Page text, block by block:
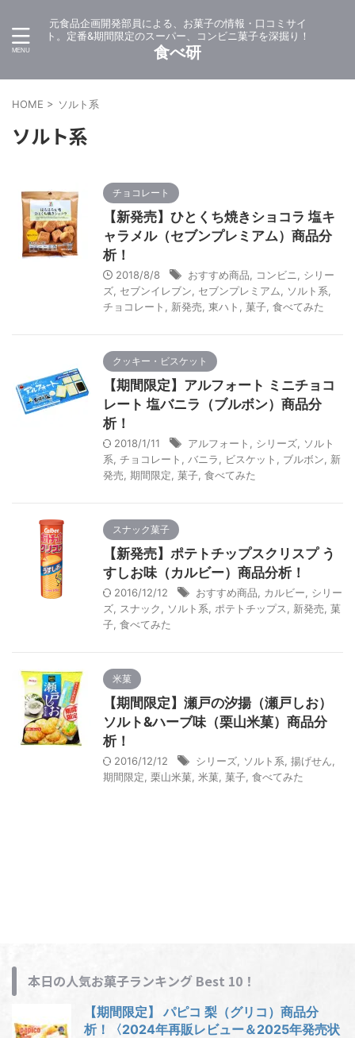
元食品企画開発部員による、お菓子の情報・口コミサイ
ト。定番&期間限定のスーパー、コンビニ菓子を深掘り！
食べ研
HOME > ソルト系
ソルト系
チョコレート
【新発売】ひとくち焼きショコラ 塩キ
ャラメル（セブンプレミアム）商品分
析！
2018/8/8 おすすめ商品 コンビニ
シリー
ズ セブンイレブン セブンプレミアム ソルト系
チョコレート
新発売 東ハト 菓子 食べてみた
クッキー・ビスケット
【期間限定】アルフォート ミニチョコ
レート 塩バニラ（ブルボン）商品分
析！
2018/1/11 アルフォート シリーズ
ソルト
系 チョコレート バニラ ビスケット ブルボン
新
発売 期間限定 菓子 食べてみた
スナック菓子
【新発売】ポテトチップスクリスプ う
すしお味（カルビー）商品分析！
2016/12/12 おすすめ商品 カルビー
シリー
ズ
スナック ソルト系 ポテトチップス 新発売 菓
子 食べてみた
米菓
【期間限定】瀬戸の汐揚（瀬戸しお）
ソルト&ハーブ味（栗山米菓）商品分
析！
2016/12/12 シリーズ ソルト系 揚げせん
期間限定 栗山米菓 米菓 菓子 食べてみた
本日の人気お菓子ランキング Best 10！
【期間限定】 パピコ 梨（グリコ）商品分
析！〈2024年再販レビュー＆2025年発売状